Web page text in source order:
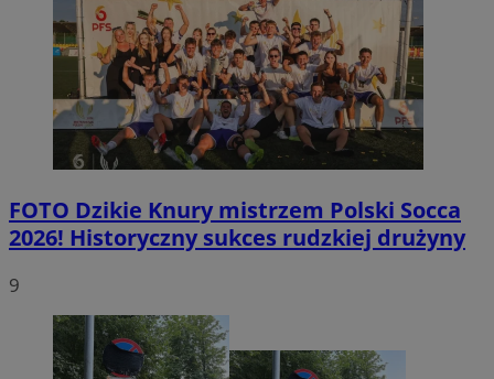
FOTO Dzikie Knury mistrzem Polski Socca
2026! Historyczny sukces rudzkiej drużyny
9